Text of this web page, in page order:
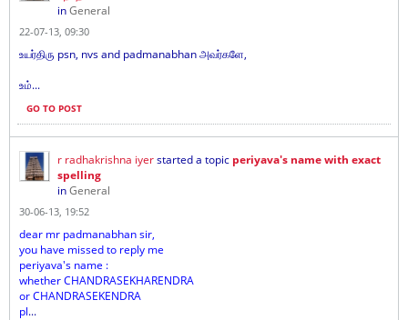
inGeneral
22-07-13, 09:30
உயர்திரு psn, nvs and padmanabhan அவர்களே,
உம்...
GO TO POST
r radhakrishna iyerstarted a topic periyava's name with exact
spelling
inGeneral
30-06-13, 19:52
dear mr padmanabhan sir,
you have missed to reply me
periyava's name :
whether CHANDRASEKHARENDRA
or CHANDRASEKENDRA
pl...